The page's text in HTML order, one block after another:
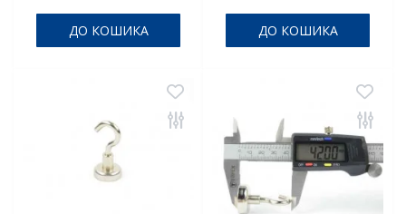
ДО КОШИКА ДО КОШИКА